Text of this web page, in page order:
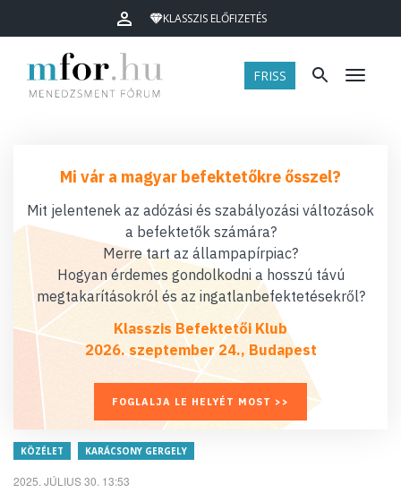
KLASSZIS ELŐFIZETÉS
FRISS Menü
Mi vár a magyar befektetőkre ősszel?
Mit jelentenek az adózási és szabályozási változások
a befektetők számára?
Merre tart az állampapírpiac?
Hogyan érdemes gondolkodni a hosszú távú
megtakarításokról és az ingatlanbefektetésekről?
Klasszis Befektetői Klub
2026. szeptember 24., Budapest
FOGLALJA LE HELYÉT MOST >>
KÖZÉLET KARÁCSONY GERGELY
2025. JÚLIUS 30. 13:53